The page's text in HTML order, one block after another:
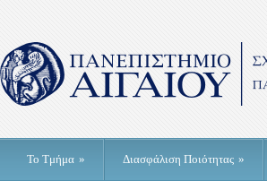
Το Τμήμα » Διασφάλιση Ποιότητας »